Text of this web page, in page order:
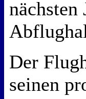
nächsten
Der
seinen